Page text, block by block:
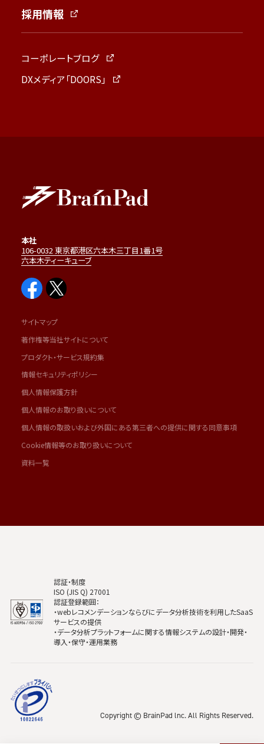
採用情報
コーポレートブログ
DXメディア「DOORS」
本社
106-0032 東京都港区六本木三丁目1番1号
六本木ティーキューブ
サイトマップ
著作権等当社サイトについて
プロダクト・サービス規約集
情報セキュリティポリシー
個人情報保護方針
個人情報のお取り扱いについて
個人情報の取扱いおよび外国にある第三者への提供に関する同意事項
Cookie情報等のお取り扱いについて
資料一覧
認証・制度
ISO (JIS Q) 27001
認証登録範囲：
・webレコメンデーションならびにデータ分析技術を利用したSaaS
サービスの提供
・データ分析プラットフォームに関する情報システムの設計・開発・
導入・保守・運用業務
Copyright © BrainPad lnc. All Rights Reserved.